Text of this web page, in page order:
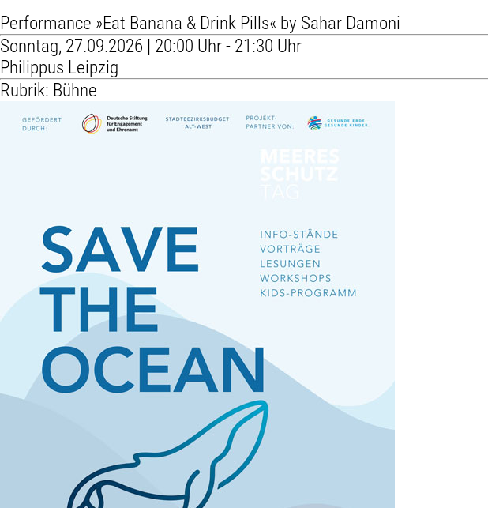
Performance »Eat Banana & Drink Pills« by Sahar Damoni
Sonntag, 27.09.2026 | 20:00 Uhr - 21:30 Uhr
Philippus Leipzig
Rubrik: Bühne